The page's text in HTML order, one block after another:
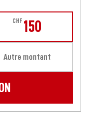
CHF 150
Autre montant